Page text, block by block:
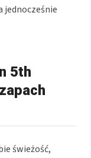
jednocześnie
5th
świeżość,